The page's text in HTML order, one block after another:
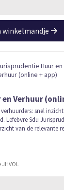
winkelmandje
Verhuur
snel
Lefebvre Sdu
van de relevante
JHVOL